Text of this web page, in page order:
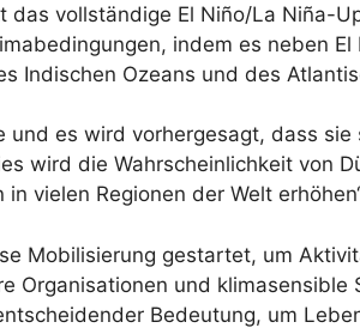
das vollständige El Niño/La Niña-
indem es neben
Indischen Ozeans und des
und es wird vorhergesagt, dass
wird die Wahrscheinlichkeit von
vielen Regionen der Welt
Mobilisierung gestartet, um
Organisationen und
Bedeutung, um